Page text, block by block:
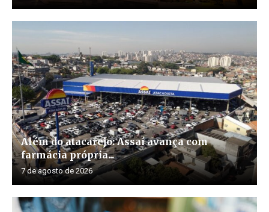
Além do atacarejo: Assaí avança com
farmácia própria...
7 de agosto de 2026